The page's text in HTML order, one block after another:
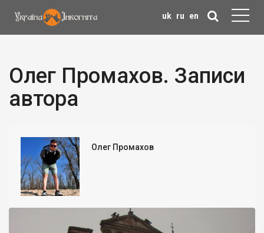
uk ru en
Олег Промахов. Записи
автора
Олег Промахов